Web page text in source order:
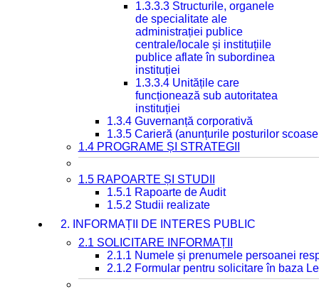
1.3.3.3 Structurile, organele
de specialitate ale
administrației publice
centrale/locale și instituțiile
publice aflate în subordinea
instituției
1.3.3.4 Unitățile care
funcționează sub autoritatea
instituției
1.3.4 Guvernanță corporativă
1.3.5 Carieră (anunțurile posturilor
1.4 PROGRAME ȘI STRATEGII
1.5 RAPOARTE ȘI STUDII
1.5.1 Rapoarte de Audit
1.5.2 Studii realizate
2. INFORMAȚII DE INTERES PUBLIC
2.1 SOLICITARE INFORMAȚII
2.1.1 Numele și prenumele persoanei
2.1.2 Formular pentru solicitare în baza